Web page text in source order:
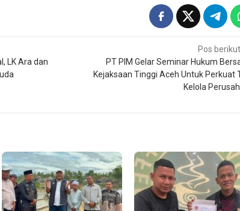
LK Ara dan
Pos
PT PIM Gelar Seminar Hukum
Kejaksaan Tinggi Aceh Untuk Perkuat
Kelola